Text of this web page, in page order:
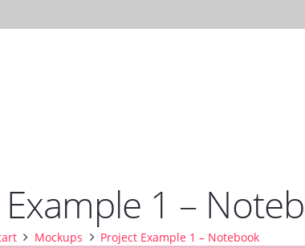
1 –
Mockups Project Example 1 – Notebook